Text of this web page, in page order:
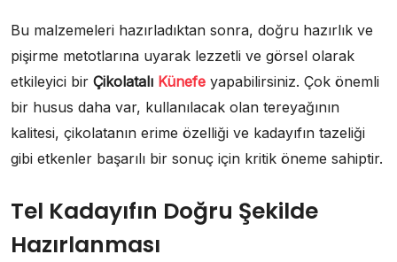
Bu malzemeleri hazırladıktan sonra, doğru hazırlık ve
pişirme metotlarına uyarak lezzetli ve görsel olarak
etkileyici bir Çikolatalı Künefe yapabilirsiniz. Çok önemli
bir husus daha var, kullanılacak olan tereyağının
kalitesi, çikolatanın erime özelliği ve kadayıfın tazeliği
gibi etkenler başarılı bir sonuç için kritik öneme sahiptir.
Tel Kadayıfın Doğru Şekilde
Hazırlanması